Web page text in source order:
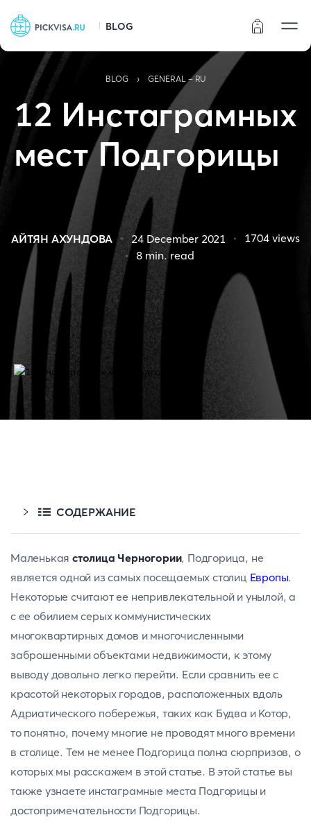
BLOG
BLOG › GENERAL - RU
12 Инстаграмных
мест Подгорицы
АЙТЯН АХУНДОВА 24 December 2021 1704 views
8min. read
СОДЕРЖАНИЕ
Маленькая столица Черногории, Подгорица, не
является одной из самых посещаемых столиц Европы.
Некоторые считают ее непривлекательной и унылой, а
с ее обилием серых коммунистических
многоквартирных домов и многочисленными
заброшенными объектами недвижимости, к этому
выводу довольно легко перейти. Если сравнить ее с
красотой некоторых городов, расположенных вдоль
Адриатического побережья, таких как Будва и Котор,
то понятно, почему многие не проводят много времени
в столице. Тем не менее Подгорица полна сюрпризов, о
которых мы расскажем в этой статье. В этой статье вы
также узнаете инстаграмные места Подгорицы и
достопримечательности Подгорицы.